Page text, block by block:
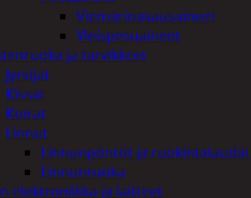
Viemärinavausaineet
Yleispesuaineet
ja tarvikkeet
Jyrsijät
Kissat
Koirat
Linnut
Linnunpöntöt ja ruokintalaudat
Linnunruoka
elektroniikka ja laitteet